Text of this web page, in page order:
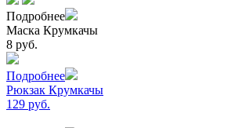
Подробнее
Маска Крумкачы
8 руб.
Подробнее
Рюкзак Крумкачы
129 руб.